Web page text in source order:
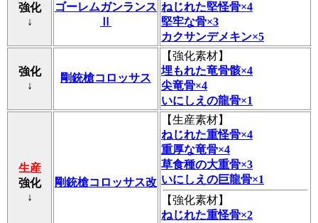
強化
↓
ゴーレムガンランス ねじれた堅怪骨×4
堅牢な骨×3
カクサンデメキン×5
強化
↓
剛銃槍コロッサス
【強化素材】
埋もれた竜骨骸×4
尖竜骨×4
いにしえの龍骨×1
生産
強化
↓
剛銃槍コロッサス改
【生産素材】
ねじれた重怪骨×4
重厚な竜骨×4
草食種の大重骨×3
いにしえの巨龍骨×1
【強化素材】
ねじれた重怪骨×2